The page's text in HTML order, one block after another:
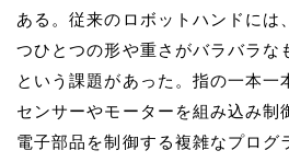
ある。従来のロボットハンドには
つひとつの形や重さがバラバラな
という課題があった。指の一本一
センサーやモーターを組み込み制
電子部品を制御する複雑なプログ